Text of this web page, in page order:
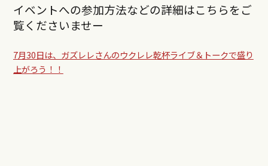
イベントへの参加方法などの詳細はこちらをご
覧くださいませー
7月30日は、ガズレレさんのウクレレ乾杯ライブ＆トークで盛り
上がろう！！